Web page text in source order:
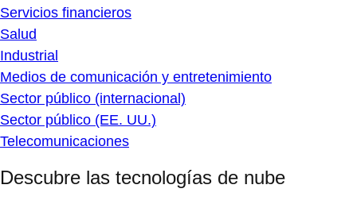
Servicios financieros
Salud
Industrial
Medios de comunicación y entretenimiento
Sector público (internacional)
Sector público (EE. UU.)
Telecomunicaciones
Descubre las tecnologías de nube